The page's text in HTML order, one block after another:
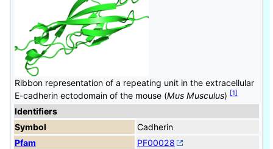
Ribbon representation of a repeating unit in the extracellular
E-cadherin ectodomain of the mouse (Mus Musculus)[1]
Identifiers
Symbol
Cadherin
Pfam
PF00028